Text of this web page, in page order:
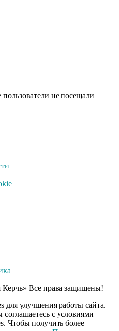
не посещали
Все права защищены!
улучшения работы сайта.
с условиями
Чтобы получить более